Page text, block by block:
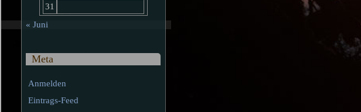
31
« Juni
Meta
Anmelden
Eintrags-Feed